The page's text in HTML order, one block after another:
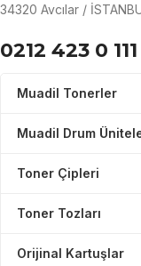
34320 Avcılar /
0212 423 0 111
Muadil Tonerler
Muadil Drum
Toner Çipleri
Toner Tozları
Orijinal Kartuşlar